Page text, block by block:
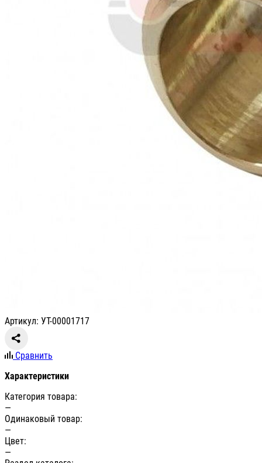
Артикул: УТ-00001717
Сравнить
Характеристики
Категория товара:
—
Одинаковый товар:
—
Цвет:
—